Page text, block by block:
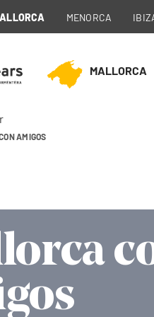
MENORCA
MALLORCA
AMIGOS